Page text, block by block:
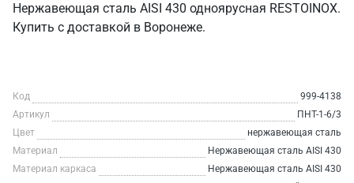
Нержавеющая сталь AISI 430 одноярусная RESTOINOX.
Купить с доставкой в Воронеже.
Код
999-4138
Артикул
ПНТ-1-6/3
Цвет
нержавеющая сталь
Материал
Нержавеющая сталь AISI 430
Материал каркаса
Нержавеющая сталь AISI 430